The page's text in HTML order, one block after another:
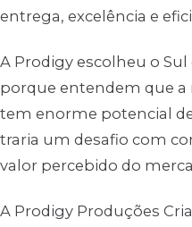
entrega, excelência e
A Prodigy escolheu o Sul
porque entendem que a
tem enorme potencial
traria um desafio com
valor percebido do
A Prodigy Produções